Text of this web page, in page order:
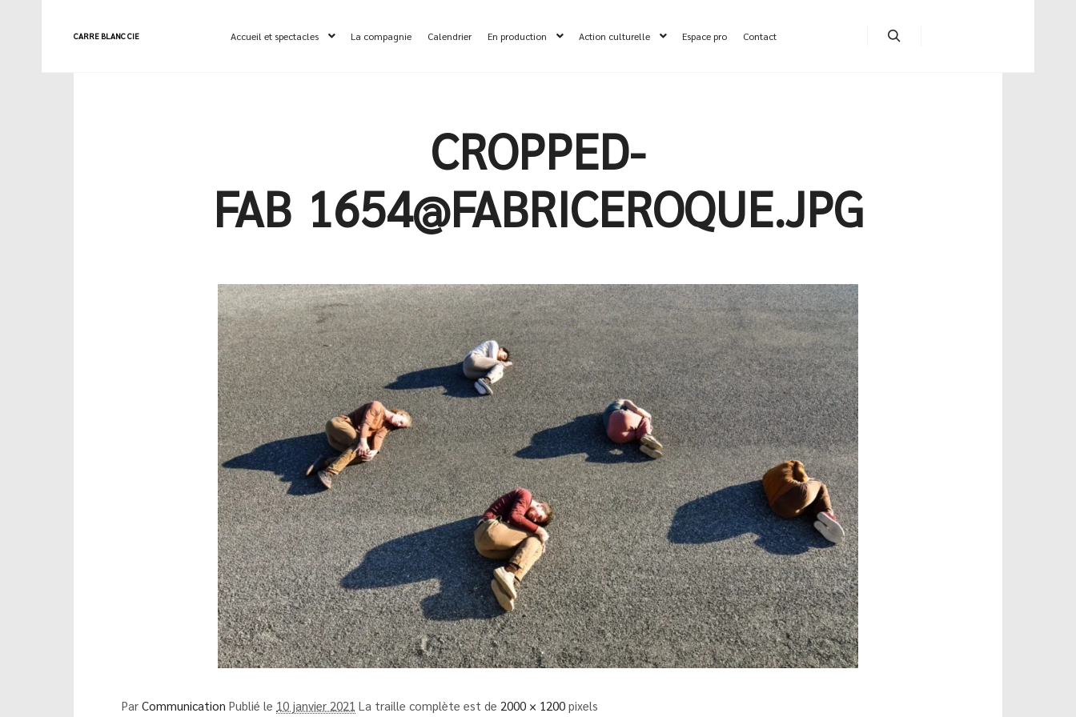
CARRE BLANC CIE Accueil et spectacles La compagnie Calendrier En production Action culturelle Espace pro
Contact
CROPPED-
FAB_1654@FABRICEROQUE.JPG
Par Communication Publié le 10 janvier 2021 La traille complète est de 2000 × 1200 pixels